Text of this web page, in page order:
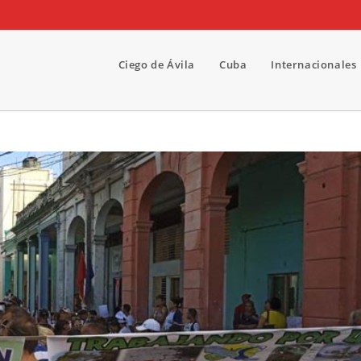
Ciego de Ávila Cuba Internacionales